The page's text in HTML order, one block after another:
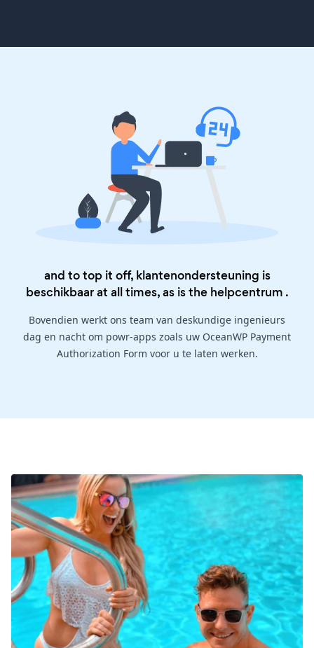
and to top it off, klantenondersteuning is
beschikbaar at all times, as is the helpcentrum .
Bovendien werkt ons team van deskundige ingenieurs
dag en nacht om powr-apps zoals uw OceanWP Payment
Authorization Form voor u te laten werken.